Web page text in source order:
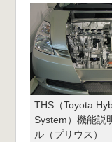
THS（Toyota
System）機能説
ル（プリウス）